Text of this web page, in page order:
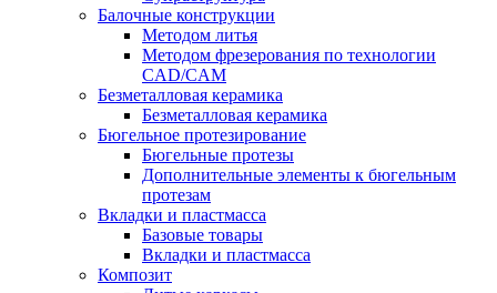
Балочные конструкции
Методом литья
Методом фрезерования по технологии
CAD/CAM
Безметалловая керамика
Безметалловая керамика
Бюгельное протезирование
Бюгельные протезы
Дополнительные элементы к бюгельным
протезам
Вкладки и пластмасса
Базовые товары
Вкладки и пластмасса
Композит